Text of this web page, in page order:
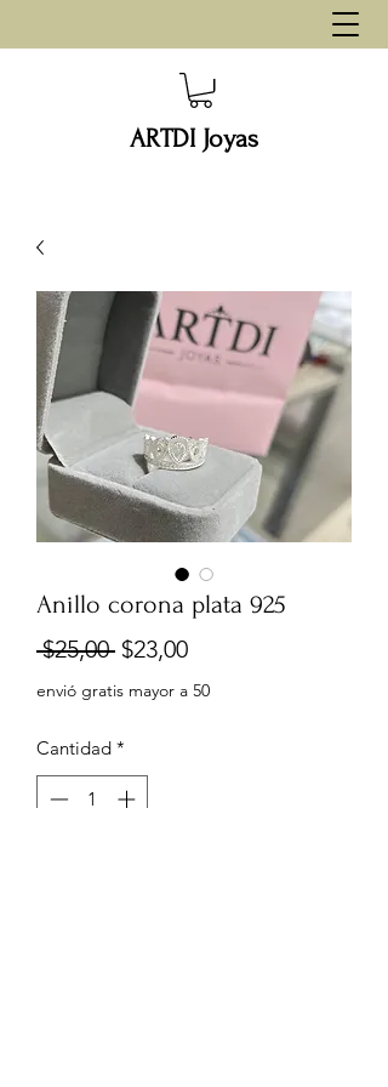
ARTDI Joyas
Anillo corona plata 925
$25,00 Precio
$23,00Precio
de
envió gratis mayor a 50
Cantidad *